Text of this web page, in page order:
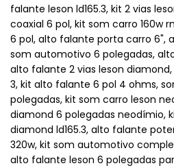
falante leson ld165.3, kit 2 vias
coaxial 6 pol, kit som carro 160w
6 pol, alto falante porta carro 6",
som automotivo 6 polegadas,
alto falante 2 vias leson
3, kit alto falante 6 pol 4 ohms,
polegadas, kit som carro leson
diamond 6 polegadas neodímio,
diamond ld165.3, alto falante
320w, kit som automotivo
alto falante leson 6 polegadas